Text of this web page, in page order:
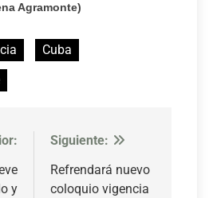
Agramonte)
Cuba
y
Siguiente:
Refrendará nuevo
coloquio vigencia